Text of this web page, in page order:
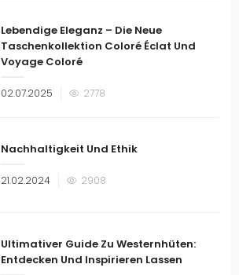
Lebendige Eleganz – Die Neue
Taschenkollektion Coloré Éclat Und
Voyage Coloré
Veröffentlicht
02.07.2025 2778
Nachhaltigkeit Und Ethik
Veröffentlicht
21.02.2024 2908
Ultimativer Guide Zu Westernhüten:
Entdecken Und Inspirieren Lassen